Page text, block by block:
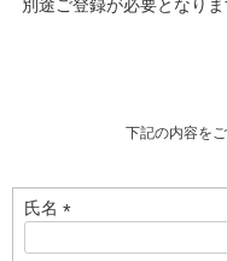
別途ご登録が必要となりま
下記の内容を
氏名